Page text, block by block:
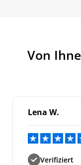
Von
Lena W.
Verifiziert